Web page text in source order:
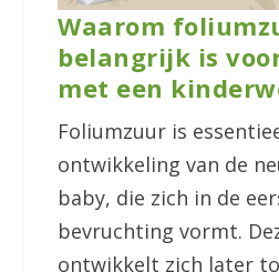
Waarom
belangrijk is
met een
Foliumzuur is
ontwikkeling van de
baby, die zich in de
bevruchting vormt.
ontwikkelt zich later